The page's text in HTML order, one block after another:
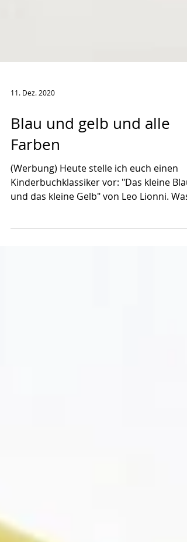
11. Dez. 2020
Blau und gelb und alle
Farben
(Werbung) Heute stelle ich euch einen
und das kleine Gelb" von Leo Lionni. Was